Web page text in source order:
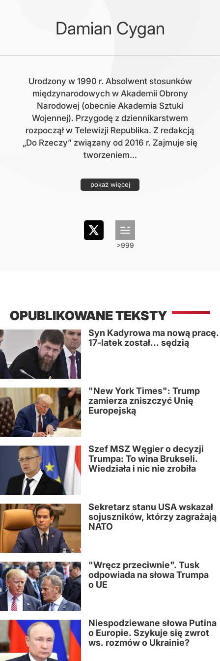
Damian Cygan
Urodzony w 1990 r. Absolwent stosunków
międzynarodowych w Akademii Obrony
Narodowej (obecnie Akademia Sztuki
Wojennej). Przygodę z dziennikarstwem
rozpoczął w Telewizji Republika. Z redakcją
„Do Rzeczy” związany od 2016 r. Zajmuje się
tworzeniem...
pokaż więcej
OPUBLIKOWANE TEKSTY
Syn Kadyrowa ma nową pracę.
17-latek został... sędzią
"New York Times": Trump
zamierza zniszczyć Unię
Europejską
Szef MSZ Węgier o decyzji
Trumpa: To wina Brukseli.
Wiedziała i nic nie zrobiła
Sekretarz stanu USA wskazał
sojuszników, którzy zagrażają
NATO
"Wręcz przeciwnie". Tusk
odpowiada na słowa Trumpa
o UE
Niespodziewane słowa Putina
o Europie. Szykuje się zwrot
ws. rozmów o Ukrainie?